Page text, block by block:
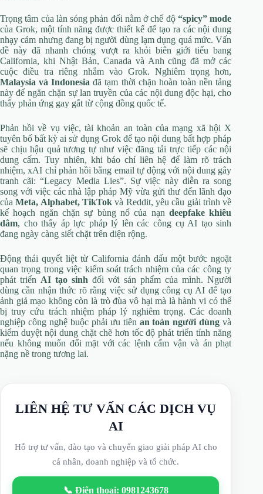
Trọng tâm của làn sóng phản đối nằm ở chế độ “spicy” mode
của Grok, một tính năng được thiết kế để tạo ra các nội dung
nhạy cảm nhưng đang bị người dùng lạm dụng quá mức. Vấn
đề này đã nhanh chóng vượt ra khỏi biên giới tiểu bang
California, khi Nhật Bản, Canada và Anh cũng đã mở các
cuộc điều tra riêng nhắm vào Grok. Nghiêm trọng hơn,
Malaysia và Indonesia đã tạm thời chặn hoàn toàn nền tảng
này để ngăn chặn sự lan truyền của các nội dung độc hại, cho
thấy phản ứng gay gắt từ cộng đồng quốc tế.
Phản hồi về vụ việc, tài khoản an toàn của mạng xã hội X
tuyên bố bất kỳ ai sử dụng Grok để tạo nội dung bất hợp pháp
sẽ chịu hậu quả tương tự như việc đăng tải trực tiếp các nội
dung cấm. Tuy nhiên, khi báo chí liên hệ để làm rõ trách
nhiệm, xAI chỉ phản hồi bằng email tự động với nội dung gây
tranh cãi: “Legacy Media Lies”. Sự việc này diễn ra song
song với việc các nhà lập pháp Mỹ vừa gửi thư đến lãnh đạo
củaMeta, Alphabet, TikTokvà Reddit, yêu cầu giải trình về
kế hoạch ngăn chặn sự bùng nổ của nạn deepfake khiêu
dâm, cho thấy áp lực pháp lý lên các công cụ AI tạo sinh
đang ngày càng siết chặt trên diện rộng.
Động thái quyết liệt từ California đánh dấu một bước ngoặt
quan trọng trong việc kiểm soát trách nhiệm của các công ty
phát triển AI tạo sinh đối với sản phẩm của mình. Người
dùng cần nhận thức rõ rằng việc sử dụng công cụ AI để tạo
ảnh giả mạo không còn là trò đùa vô hại mà là hành vi có thể
bị truy cứu trách nhiệm pháp lý nghiêm trọng. Các doanh
nghiệp công nghệ buộc phải ưu tiên an toàn người dùng và
kiểm duyệt nội dung chặt chẽ hơn tốc độ phát triển tính năng
nếu không muốn đối mặt với các lệnh cấm vận và án phạt
nặng nề trong tương lai.
LIÊN HỆ TƯ VẤN CÁC DỊCH VỤ
AI
Hỗ trợ tư vấn, đào tạo và chuyển giao giải pháp AI cho
cá nhân, doanh nghiệp và tổ chức.
📞 Điện thoại: 0981243678